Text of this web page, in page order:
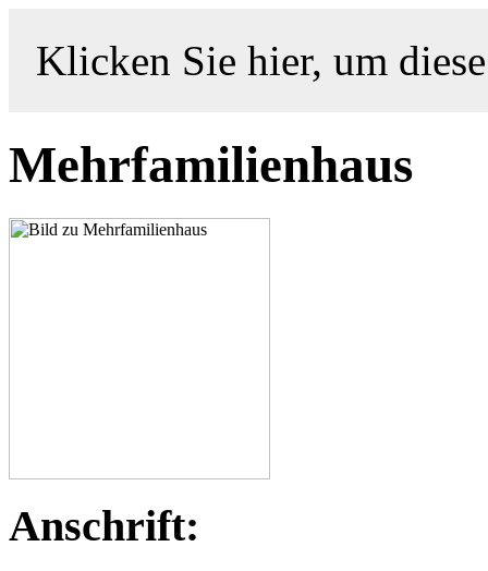
Klicken Sie hier, um
Mehrfamilienhaus
Anschrift: